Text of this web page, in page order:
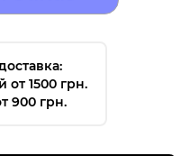
от 1500 грн.
900 грн.